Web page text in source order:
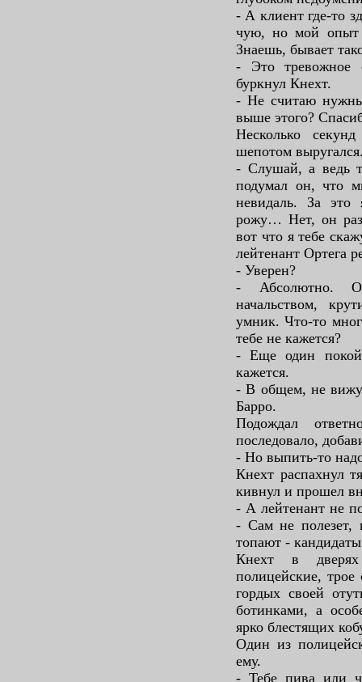
- А клиент где-то
чую, но мой опыт
Знаешь, бывает
- Это тревожное
буркнул Кнехт.
- Не считаю
выше этого?
Несколько
шепотом
- Слушай, а ведь
подумал он, что
невидаль. За
рожу… Нет, он
вот что я тебе
лейтенант Ортега
- Уверен?
- Абсолютно.
начальством,
умник. Что-то
тебе не кажется?
- Еще один
кажется.
- В общем, не вижу
Барро.
Подождал
последовало,
- Но выпить-то
Кнехт распахнул
кивнул и прошел
- А лейтенант не
- Сам не полезет,
топают - кандидаты
Кнехт в
полицейские,
гордых своей
ботинками, а
ярко блестящих
Один из
ему.
- Тебе пива или